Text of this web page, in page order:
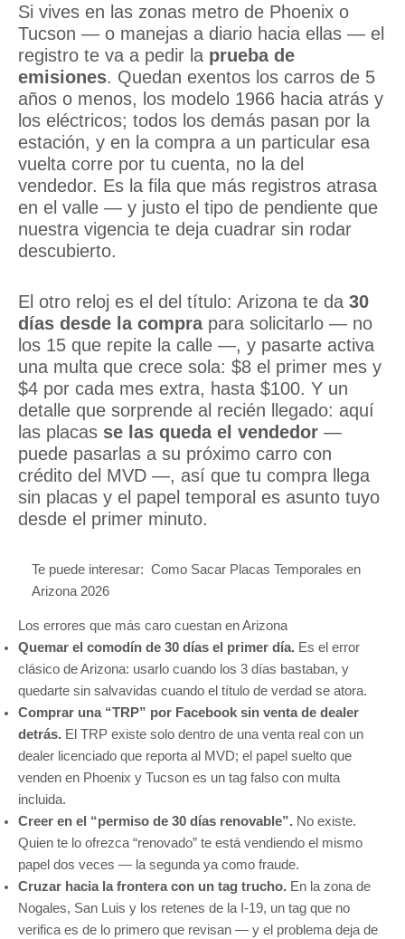
Si vives en las zonas metro de Phoenix o
Tucson — o manejas a diario hacia ellas — el
registro te va a pedir la prueba de
emisiones. Quedan exentos los carros de 5
años o menos, los modelo 1966 hacia atrás y
los eléctricos; todos los demás pasan por la
estación, y en la compra a un particular esa
vuelta corre por tu cuenta, no la del
vendedor. Es la fila que más registros atrasa
en el valle — y justo el tipo de pendiente que
nuestra vigencia te deja cuadrar sin rodar
descubierto.
El otro reloj es el del título: Arizona te da 30
días desde la comprapara solicitarlo — no
los 15 que repite la calle —, y pasarte activa
una multa que crece sola: $8 el primer mes y
$4 por cada mes extra, hasta $100. Y un
detalle que sorprende al recién llegado: aquí
las placas se las queda el vendedor —
puede pasarlas a su próximo carro con
crédito del MVD —, así que tu compra llega
sin placas y el papel temporal es asunto tuyo
desde el primer minuto.
Te puede interesar: Como Sacar Placas Temporales en
Arizona 2026
Los errores que más caro cuestan en Arizona
Quemar el comodín de 30 días el primer día. Es el error
clásico de Arizona: usarlo cuando los 3 días bastaban, y
quedarte sin salvavidas cuando el título de verdad se atora.
Comprar una “TRP” por Facebook sin venta de dealer
detrás. El TRP existe solo dentro de una venta real con un
dealer licenciado que reporta al MVD; el papel suelto que
venden en Phoenix y Tucson es un tag falso con multa
incluida.
Creer en el “permiso de 30 días renovable”. No existe.
Quien te lo ofrezca “renovado” te está vendiendo el mismo
papel dos veces — la segunda ya como fraude.
Cruzar hacia la frontera con un tag trucho. En la zona de
Nogales, San Luis y los retenes de la I-19, un tag que no
verifica es de lo primero que revisan — y el problema deja de